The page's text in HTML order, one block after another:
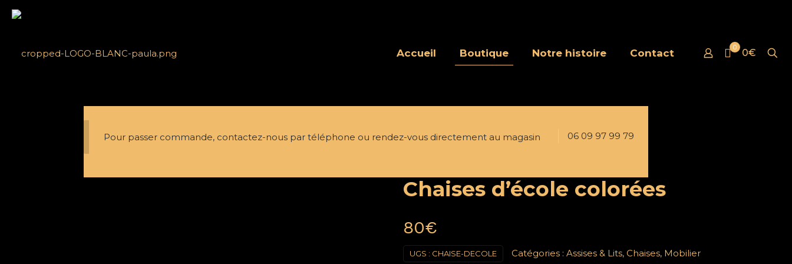
Accueil Boutique Notre histoire Contact 0 0€
06 09 97 99 79
Pour passer commande, contactez-nous par téléphone ou rendez-vous directement au magasin
Chaises d’école colorées
80€
UGS : CHAISE-DECOLE Catégories : Assises & Lits, Chaises, Mobilier